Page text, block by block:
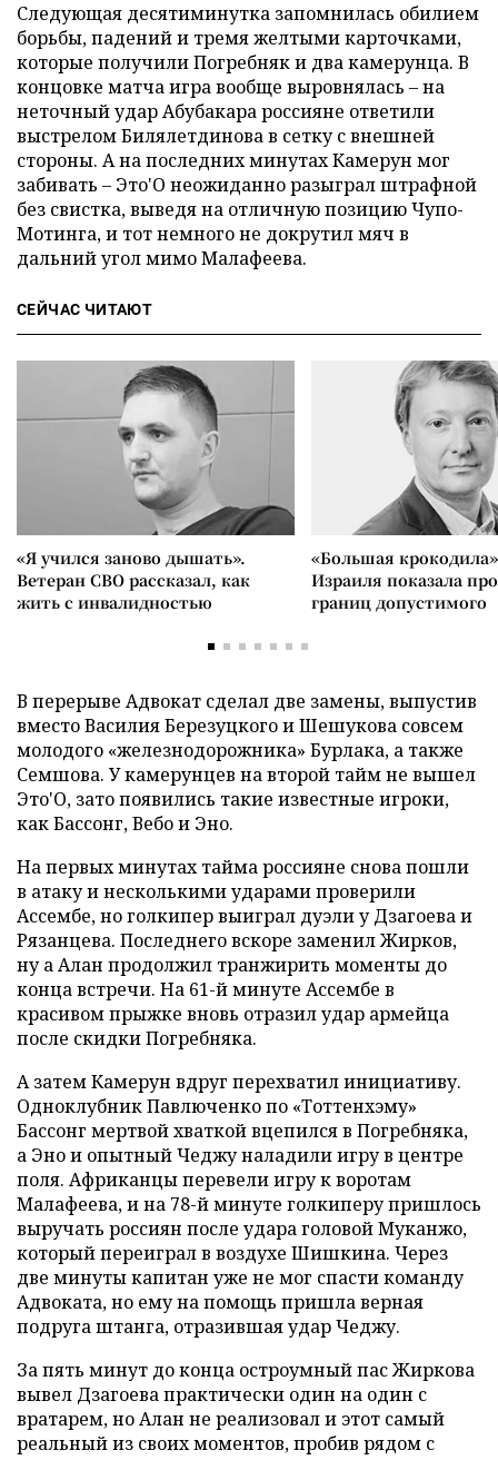
Следующая десятиминутка запомнилась обилием
борьбы, падений и тремя желтыми карточками,
которые получили Погребняк и два камерунца. В
концовке матча игра вообще выровнялась – на
неточный удар Абубакара россияне ответили
выстрелом Билялетдинова в сетку с внешней
стороны. А на последних минутах Камерун мог
забивать – Это'О неожиданно разыграл штрафной
без свистка, выведя на отличную позицию Чупо-
Мотинга, и тот немного не докрутил мяч в
дальний угол мимо Малафеева.
СЕЙЧАС ЧИТАЮТ
«Я учился заново дышать».
Ветеран СВО рассказал, как
жить с инвалидностью
«Большая
Израиля показала
границ допустимого
В перерыве Адвокат сделал две замены, выпустив
вместо Василия Березуцкого и Шешукова совсем
молодого «железнодорожника» Бурлака, а также
Семшова. У камерунцев на второй тайм не вышел
Это'О, зато появились такие известные игроки,
как Бассонг, Вебо и Эно.
На первых минутах тайма россияне снова пошли
в атаку и несколькими ударами проверили
Ассембе, но голкипер выиграл дуэли у Дзагоева и
Рязанцева. Последнего вскоре заменил Жирков,
ну а Алан продолжил транжирить моменты до
конца встречи. На 61-й минуте Ассембе в
красивом прыжке вновь отразил удар армейца
после скидки Погребняка.
А затем Камерун вдруг перехватил инициативу.
Одноклубник Павлюченко по «Тоттенхэму»
Бассонг мертвой хваткой вцепился в Погребняка,
а Эно и опытный Чеджу наладили игру в центре
поля. Африканцы перевели игру к воротам
Малафеева, и на 78-й минуте голкиперу пришлось
выручать россиян после удара головой Муканжо,
который переиграл в воздухе Шишкина. Через
две минуты капитан уже не мог спасти команду
Адвоката, но ему на помощь пришла верная
подруга штанга, отразившая удар Чеджу.
За пять минут до конца остроумный пас Жиркова
вывел Дзагоева практически один на один с
вратарем, но Алан не реализовал и этот самый
реальный из своих моментов, пробив рядом с